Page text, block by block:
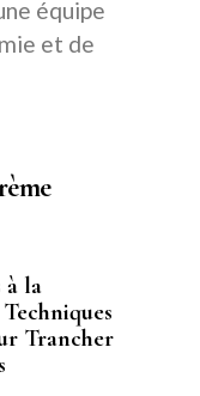
équipe
et de
la
Trancher